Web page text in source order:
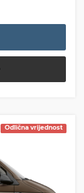
Odlična vrijednost